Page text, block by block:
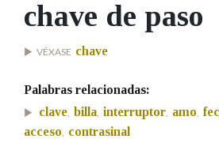
MARCIAL
FIGURAS
PORTAL
Facebook
TwitterYoutubeInstagram
Bluesky
BUSCAR NOS LEMAS
Comeza por
Remata por
chave de paso
VÉXASE chave
Palabras relacionadas:
clave, billa, interruptor, amo,
acceso, contrasinal